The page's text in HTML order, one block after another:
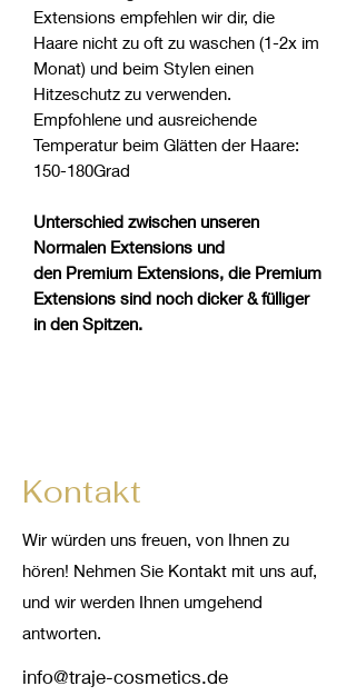
Extensions empfehlen wir dir, die
Haare nicht zu oft zu waschen (1-2x im
Monat) und beim Stylen einen
Hitzeschutz zu verwenden.
Empfohlene und ausreichende
Temperatur beim Glätten der Haare:
150-180Grad
Unterschied zwischen unseren
Normalen Extensions und
den Premium Extensions, die Premium
Extensions sind noch dicker & fülliger
in den Spitzen.
Kontakt
Wir würden uns freuen, von Ihnen zu
hören! Nehmen Sie Kontakt mit uns auf,
und wir werden Ihnen umgehend
antworten.
info@traje-cosmetics.de